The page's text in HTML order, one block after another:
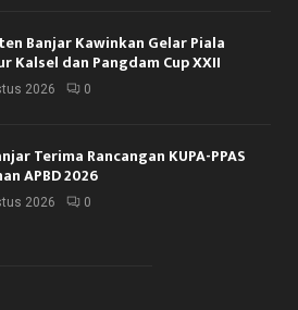
Banjar Kawinkan Gelar Piala
Kalsel dan Pangdam Cup XXII
2026 0
Terima Rancangan KUPA-PPAS
APBD 2026
2026 0